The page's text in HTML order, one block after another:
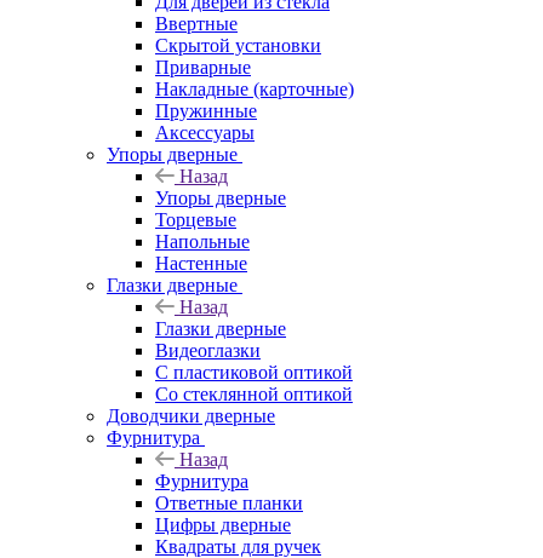
Ввертные
Скрытой установки
Приварные
Накладные (карточные)
Пружинные
Аксессуары
Упоры дверные
Назад
Упоры дверные
Торцевые
Напольные
Настенные
Глазки дверные
Назад
Глазки дверные
Видеоглазки
С пластиковой оптикой
Со стеклянной оптикой
Доводчики дверные
Фурнитура
Назад
Фурнитура
Ответные планки
Цифры дверные
Квадраты для ручек